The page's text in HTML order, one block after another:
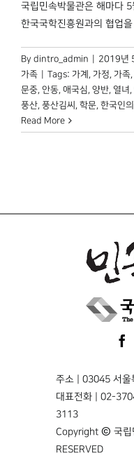
국립민속박물관은 해마다
한국국학진흥원과의 협업
By dintro_admin 2019년
가족
Tags: 가계 , 가정, 가족,
문중, 안동, 애국심, 양반, 열녀 ,
풍산, 풍산김씨 , 학문, 한국인
Read More
주소 | 03045 서울
대표전화 | 02-
3113
Copyright © 국립
RESERVED